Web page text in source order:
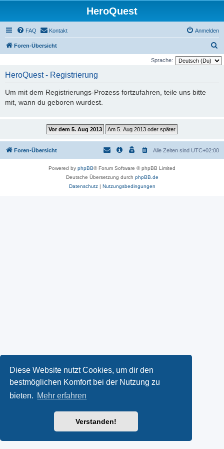
Diese Website nutzt Cookies, um dir den
bestmöglichen Komfort bei der Nutzung zu
bieten. Mehr erfahren
Verstanden!
HeroQuest
FAQ Kontakt Anmelden
Foren-Übersicht
u
Sprache:
HeroQuest - Registrierung
Um mit dem Registrierungs-Prozess fortzufahren, teile uns bitte
mit, wann du geboren wurdest.
Foren-Übersicht Alle Zeiten sind UTC+02:00
Powered by phpBB® Forum Software © phpBB Limited
Deutsche Übersetzung durch phpBB.de
Datenschutz| Nutzungsbedingungen